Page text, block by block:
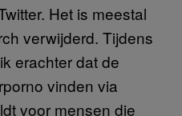
Het is meestal
verwijderd. Tijdens
erachter dat de
vinden via
voor mensen die